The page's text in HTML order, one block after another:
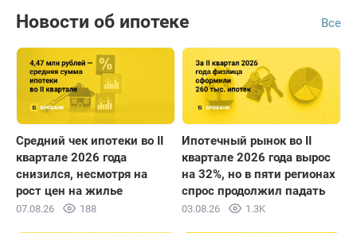
Новости об ипотеке Все
Средний чек ипотеки во II
квартале 2026 года
снизился, несмотря на
рост цен на жилье
07.08.26 188
Ипотечный рынок во II
квартале 2026 года вырос
на 32%, но в пяти регионах
спрос продолжил падать
03.08.26 1.3K